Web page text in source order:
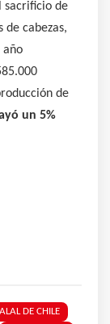
sacrificio de
cabezas,
año
de
un 5%
DE CHILE